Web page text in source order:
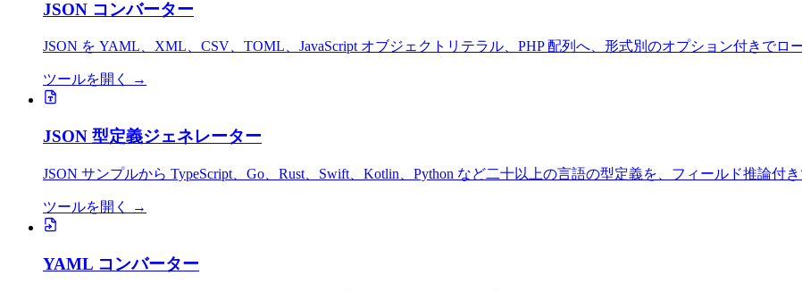
JSON コンバーター
JSON を YAML、XML、CSV、TOML、JavaScript オブジェクトリテラル、PHP 配列へ、形式別のオプション付きでロ
ツールを開く →
JSON 型定義ジェネレーター
JSON サンプルから TypeScript、Go、Rust、Swift、Kotlin、Python など二十以上の言語の型定義を、フィールド推論付
ツールを開く →
YAML コンバーター